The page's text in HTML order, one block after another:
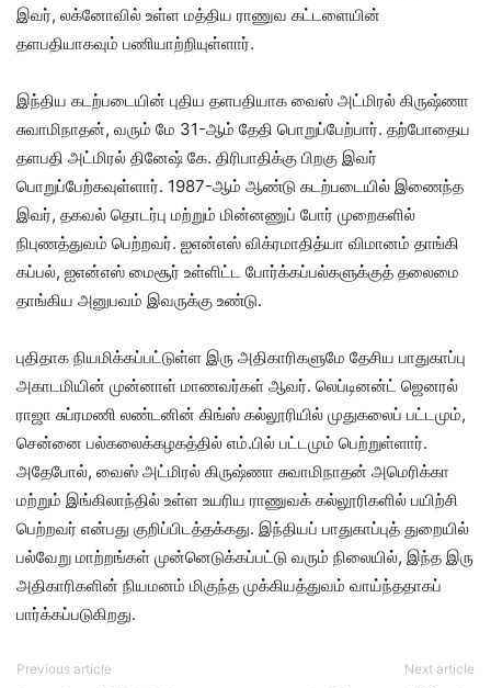
இவர், லக்னோவில் உள்ள மத்திய ராணுவ கட்டளையின்
தளபதியாகவும் பணியாற்றியுள்ளார்.
இந்திய கடற்படையின் புதிய தளபதியாக வைஸ் அட்மிரல் கிருஷ்ணா
சுவாமிநாதன், வரும் மே 31-ஆம் தேதி பொறுப்பேற்பார். தற்போதைய
தளபதி அட்மிரல் தினேஷ் கே. திரிபாதிக்கு பிறகு இவர்
பொறுப்பேற்கவுள்ளார். 1987-ஆம் ஆண்டு கடற்படையில் இணைந்த
இவர், தகவல் தொடர்பு மற்றும் மின்னணுப் போர் முறைகளில்
நிபுணத்துவம் பெற்றவர். ஐஎன்எஸ் விக்ரமாதித்யா விமானம் தாங்கி
கப்பல், ஐஎன்எஸ் மைசூர் உள்ளிட்ட போர்க்கப்பல்களுக்குத் தலைமை
தாங்கிய அனுபவம் இவருக்கு உண்டு.
புதிதாக நியமிக்கப்பட்டுள்ள இரு அதிகாரிகளுமே தேசிய பாதுகாப்பு
அகாடமியின் முன்னாள் மாணவர்கள் ஆவர். லெப்டினன்ட் ஜெனரல்
ராஜா சுப்ரமணி லண்டனின் கிங்ஸ் கல்லூரியில் முதுகலைப் பட்டமும்,
சென்னை பல்கலைக்கழகத்தில் எம்.பில் பட்டமும் பெற்றுள்ளார்.
அதேபோல், வைஸ் அட்மிரல் கிருஷ்ணா சுவாமிநாதன் அமெரிக்கா
மற்றும் இங்கிலாந்தில் உள்ள உயரிய ராணுவக் கல்லூரிகளில் பயிற்சி
பெற்றவர் என்பது குறிப்பிடத்தக்கது. இந்தியப் பாதுகாப்புத் துறையில்
பல்வேறு மாற்றங்கள் முன்னெடுக்கப்பட்டு வரும் நிலையில், இந்த இரு
அதிகாரிகளின் நியமனம் மிகுந்த முக்கியத்துவம் வாய்ந்ததாகப்
பார்க்கப்படுகிறது.
Previous article Next article